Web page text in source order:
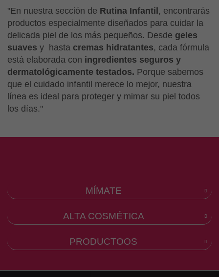
"En nuestra sección de Rutina Infantil, encontrarás
productos especialmente diseñados para cuidar la
delicada piel de los más pequeños. Desde geles
suaves y hasta cremas hidratantes, cada fórmula
está elaborada con ingredientes seguros y
dermatológicamente testados. Porque sabemos
que el cuidado infantil merece lo mejor, nuestra
línea es ideal para proteger y mimar su piel todos
los días."
MÍMATE
ALTA COSMÉTICA
PRODUCTOOS